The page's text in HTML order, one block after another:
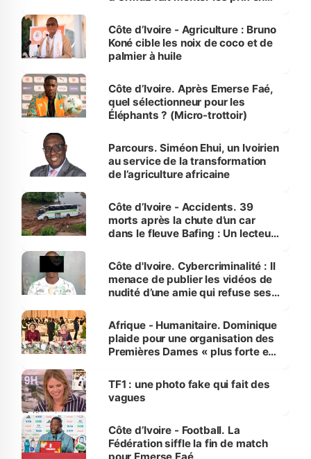
Côte d’Ivoire - Agriculture : Bruno
Koné cible les noix de coco et de
palmier à huile
Côte d’Ivoire. Après Emerse Faé,
quel sélectionneur pour les
Éléphants ? (Micro-trottoir)
Parcours. Siméon Ehui, un Ivoirien
au service de la transformation
de l’agriculture africaine
Côte d’Ivoire - Accidents. 39
morts après la chute d’un car
dans le fleuve Bafing : Un lecteur
des Transports
Côte d'Ivoire. Cybercriminalité : Il
menace de publier les vidéos de
nudité d’une amie qui refuse ses
Afrique - Humanitaire. Dominique
plaide pour une organisation des
Premières Dames « plus forte et
sur la scène internationale »
TF1 : une photo fake qui fait des
vagues
Côte d’Ivoire - Football. La
Fédération siffle la fin de match